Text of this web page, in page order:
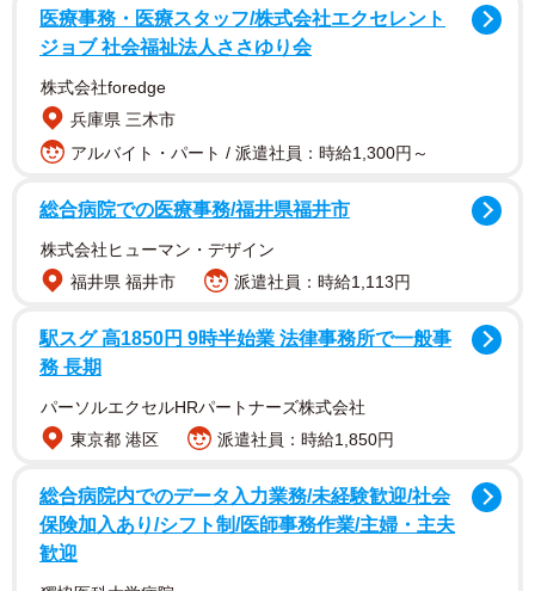
ワークライフバランスを考えるタイミングでもあります
上の子が小学校に上がるタイミングでフリーラン
スに
▽働き方を変える前は？
正社員として、映像編集に関わる仕事をしていました。残
医療事務・医療スタッフ/株式会社エクセレント
ジョブ 社会福祉法人ささゆり会
株式会社foredge
兵庫県 三木市
アルバイト・パート / 派遣社員：時給1,300円～
総合病院での医療事務/福井県福井市
株式会社ヒューマン・デザイン
福井県 福井市
派遣社員：時給1,113円
駅スグ 高1850円 9時半始業 法律事務所で一般事
務 長期
パーソルエクセルHRパートナーズ株式会社
東京都 港区
派遣社員：時給1,850円
総合病院内でのデータ入力業務/未経験歓迎/社会
保険加入あり/シフト制/医師事務作業/主婦・主夫
歓迎